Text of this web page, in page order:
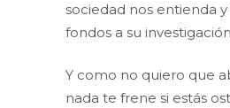
sociedad nos entienda
fondos a su
Y como no quiero que
nada te frene si estás